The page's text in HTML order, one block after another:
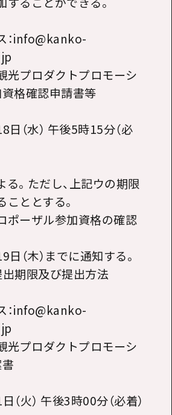
：info@kanko-
光プロダクトプロモーシ
資格確認申請書等
（水） 午後5時15分（必
。ただし、上記ウの期限
ととする。
ーザル参加資格の確認
（木）までに通知する。
期限及び提出方法
：info@kanko-
光プロダクトプロモーシ
（火） 午後3時00分（必着）